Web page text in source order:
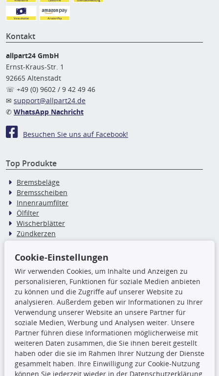
Kontakt
allpart24 GmbH
Ernst-Kraus-Str. 1
92665 Altenstadt
☏ +49 (0) 9602 / 9 42 49 46
✉ support@allpart24.de
✆ WhatsApp Nachricht
Besuchen Sie uns auf Facebook!
Top Produkte
Bremsbeläge
Bremsscheiben
Innenraumfilter
Ölfilter
Wischerblätter
Zündkerzen
TecDoc Inside
Die hier angezeigten Daten,
insbesondere die gesamte Datenbank,
dürfen nicht kopiert werden. Es ist zu
unterlassen, die Daten oder die gesamte Datenbank ohne
vorherige Zustimmung TecDocs zu vervielfältigen, zu
verbreiten und/oder diese Handlungen durch Dritte ausführen
zu lassen. Ein Zuwiderhandeln stellt eine
Urheberrechtsverletzung dar und wird verfolgt.
Cookie-Einstellungen
Wir verwenden Cookies, um Inhalte und Anzeigen zu
personalisieren, Funktionen für soziale Medien anbieten
zu können und die Zugriffe auf unserer Website zu
analysieren. Außerdem geben wir Informationen zu Ihrer
Verwendung unserer Website an unsere Partner für
soziale Medien, Werbung und Analysen weiter. Unsere
Partner führen diese Informationen möglicherweise mit
weiteren Daten zusammen, die Sie ihnen bereit gestellt
haben oder die sie im Rahmen Ihrer Nutzung der Dienste
gesammelt haben. Ihre Einwilligung zur Cookie-Nutzung
können Sie jederzeit wieder in der Datenschutzerklärung